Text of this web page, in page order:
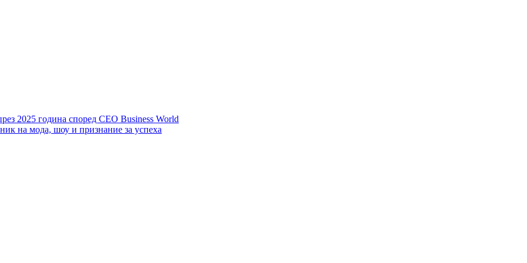
2025 година според CEO Business World
на мода, шоу и признание за успеха